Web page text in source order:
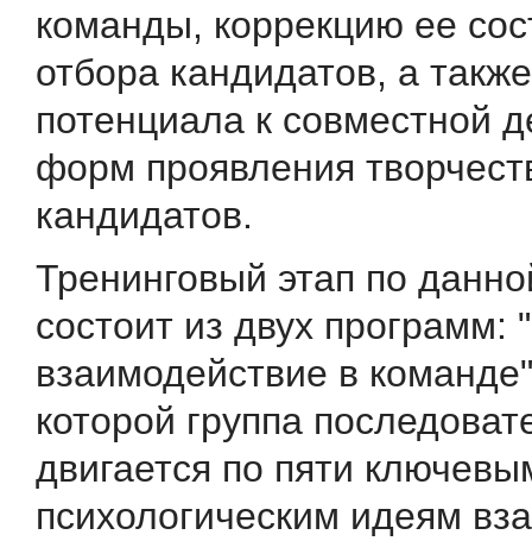
команды, коррекцию ее
отбора кандидатов, а
потенциала к совместной
форм проявления
кандидатов.
Тренинговый этап по
состоит из двух
взаимодействие в
которой группа
двигается по пяти
психологическим идеям